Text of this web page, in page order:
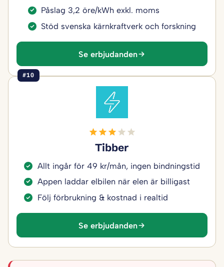
Påslag 3,2 öre/kWh exkl. moms
Stöd svenska kärnkraftverk och forskning
Se erbjudanden
#10
Tibber
Allt ingår för 49 kr/mån, ingen bindningstid
Appen laddar elbilen när elen är billigast
Följ förbrukning & kostnad i realtid
Se erbjudanden